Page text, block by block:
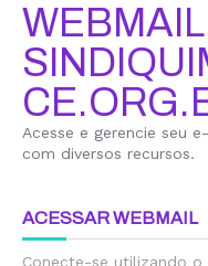
WEBMAIL
Acesse e gerencie seu
com diversos recursos.
ACESSAR WEBMAIL
Conecte-se utilizando o